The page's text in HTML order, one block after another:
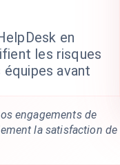
en
les risques
avant
engagements de
la satisfaction de